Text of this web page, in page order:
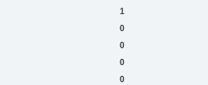
1
0
0
0
0